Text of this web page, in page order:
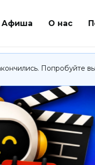
Афиша О нас
Попробуйте